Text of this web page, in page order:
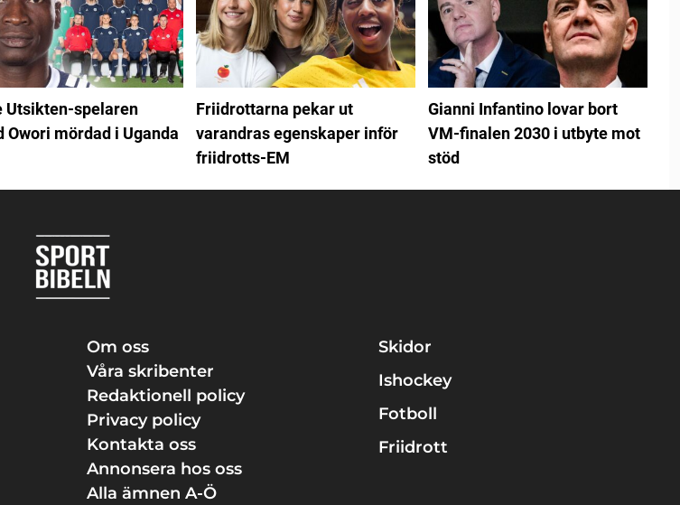
Utsikten-spelaren
Owori mördad i Uganda
Friidrottarna pekar ut
varandras egenskaper inför
friidrotts-EM
Gianni Infantino lovar bort
VM-finalen 2030 i utbyte mot
stöd
Om oss
Våra skribenter
Redaktionell policy
Privacy policy
Kontakta oss
Annonsera hos oss
Alla ämnen A-Ö
Skidor
Ishockey
Fotboll
Friidrott